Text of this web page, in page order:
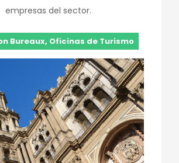
empresas del sector.
Bureaux, Oficinas de Turismo